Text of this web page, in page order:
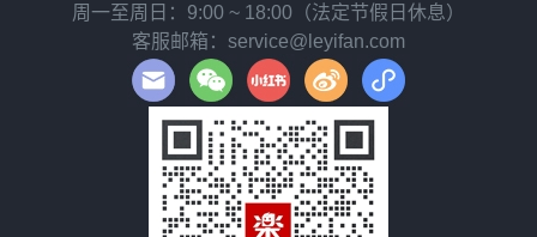
周一至周日：9:00 ~ 18:00（法定节假日休息）
客服邮箱：service@leyifan.com